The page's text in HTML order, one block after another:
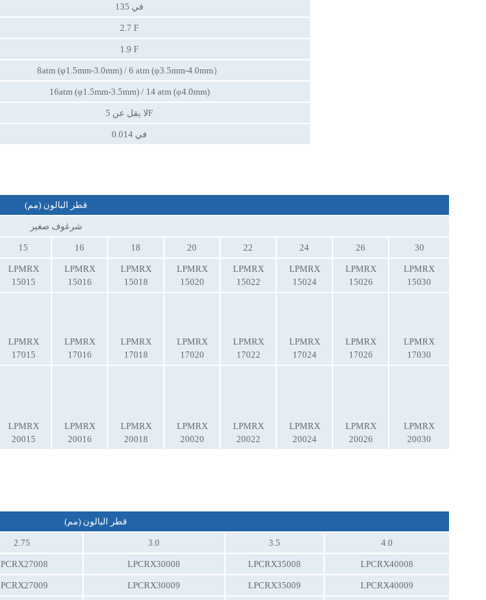
135 في
2.7 F
1.9 F
8atm (φ1.5mm-3.0mm) / 6 atm (φ3.5mm-4.0mm）
16atm (φ1.5mm-3.5mm) / 14 atm (φ4.0mm)
لا يقل عن 5F
0.014 في
قطر البالون (مم)
شرغوف صغير
15 16 18 20 22 24 26 30
LPMRX
15015
LPMRX
15016
LPMRX
15018
LPMRX
15020
LPMRX
15022
LPMRX
15024
LPMRX
15026
LPMRX
15030
LPMRX
17015
LPMRX
17016
LPMRX
17018
LPMRX
17020
LPMRX
17022
LPMRX
17024
LPMRX
17026
LPMRX
17030
LPMRX
20015
LPMRX
20016
LPMRX
20018
LPMRX
20020
LPMRX
20022
LPMRX
20024
LPMRX
20026
LPMRX
20030
قطر البالون (مم)
2.75 3.0 3.5 4.0
LPCRX30008 LPCRX35008 LPCRX40008
LPCRX30009 LPCRX35009 LPCRX40009